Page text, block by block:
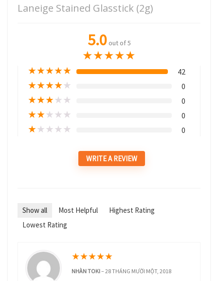
Laneige Stained Glasstick (2g)
5.0 out of 5
★★★★★
★★★★★ 42
★★★★★ 0
★★★★★ 0
★★★★★ 0
★★★★★ 0
WRITE A REVIEW
Show all Most Helpful
Highest Rating
Lowest Rating
★★★★★
NHÀN TOKI–28 THÁNG MƯỜI MỘT, 2018